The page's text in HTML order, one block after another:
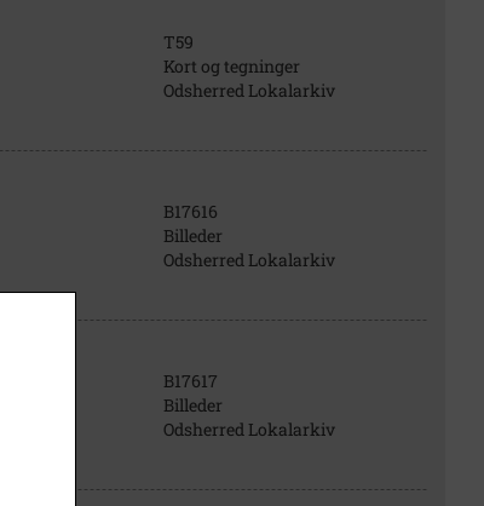
T59
Kort og tegninger
Odsherred Lokalarkiv
B17616
Billeder
Odsherred Lokalarkiv
B17617
Billeder
Odsherred Lokalarkiv